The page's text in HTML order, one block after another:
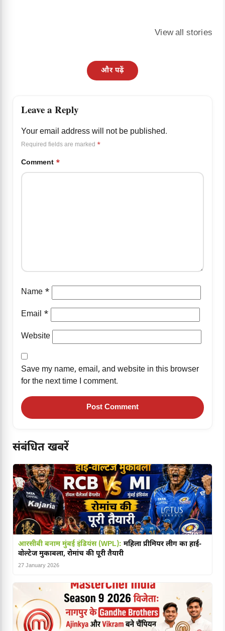
View all stories
Process
पर भर्ती के
और पढ़ें
Leave a Reply
Your email address will not be published.
Required fields are marked *
Comment *
Name *
Email *
Website
Save my name, email, and website in this browser
for the next time I comment.
संबंधित खबरें
आरसीबी बनाम मुंबई इंडियंस (WPL): महिला प्रीमियर लीग का हाई-
वोल्टेज मुकाबला, रोमांच की पूरी तैयारी
27 January 2026